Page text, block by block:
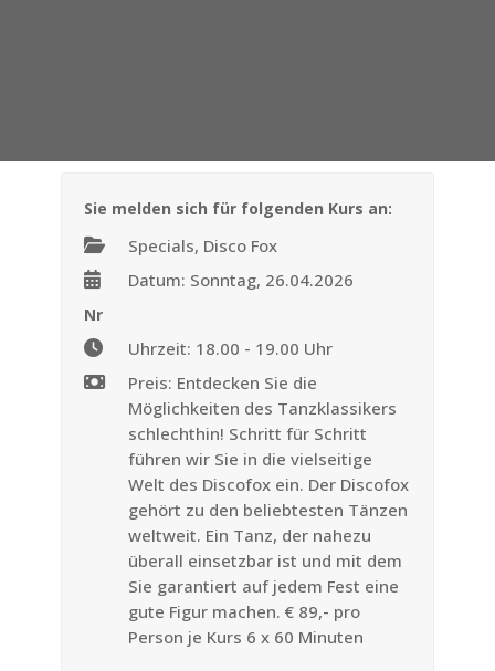
Sie melden sich für folgenden Kurs an:
Specials, Disco Fox
Datum: Sonntag, 26.04.2026
Nr
Uhrzeit: 18.00 - 19.00 Uhr
Preis: Entdecken Sie die
Möglichkeiten des Tanzklassikers
schlechthin! Schritt für Schritt
führen wir Sie in die vielseitige
Welt des Discofox ein. Der Discofox
gehört zu den beliebtesten Tänzen
weltweit. Ein Tanz, der nahezu
überall einsetzbar ist und mit dem
Sie garantiert auf jedem Fest eine
gute Figur machen. € 89,- pro
Person je Kurs 6 x 60 Minuten